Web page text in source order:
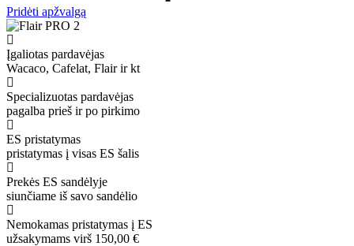
Pridėti apžvalgą
Įgaliotas pardavėjas
Wacaco, Cafelat, Flair ir kt
Specializuotas pardavėjas
pagalba prieš ir po pirkimo
ES pristatymas
pristatymas į visas ES šalis
Prekės ES sandėlyje
siunčiame iš savo sandėlio
Nemokamas pristatymas į ES
užsakymams virš 150,00 €